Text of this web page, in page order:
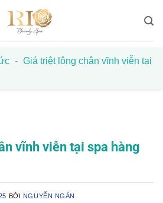
- Giá triệt lông chân vĩnh viễn tại
vĩnh viễn tại spa hàng
BỞI NGUYỄN NGÂN